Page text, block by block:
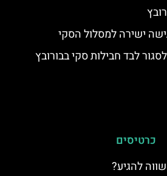
ישירה למסלול הסקי
לבד חבילות סקי בבורובץ
כרטיסים
להגיע?